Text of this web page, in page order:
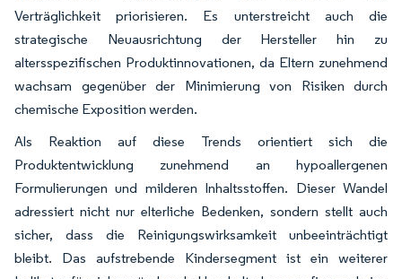
Verträglichkeit priorisieren. Es unterstreicht auch die
strategische Neuausrichtung der Hersteller hin zu
altersspezifischen Produktinnovationen, da Eltern zunehmend
wachsam gegenüber der Minimierung von Risiken durch
chemische Exposition werden.
Als Reaktion auf diese Trends orientiert sich die
Produktentwicklung zunehmend an hypoallergenen
Formulierungen und milderen Inhaltsstoffen. Dieser Wandel
adressiert nicht nur elterliche Bedenken, sondern stellt auch
sicher, dass die Reinigungswirksamkeit unbeeinträchtigt
bleibt. Das aufstrebende Kindersegment ist ein weiterer